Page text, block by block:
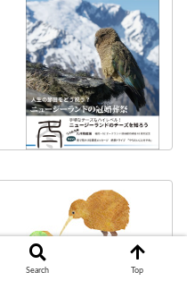
Search Top